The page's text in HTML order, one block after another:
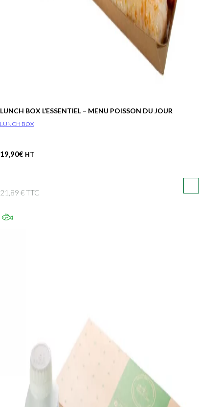
LUNCH BOX L’ESSENTIEL – MENU POISSON DU JOUR
LUNCH BOX
19,90€ HT
21,89 € TTC